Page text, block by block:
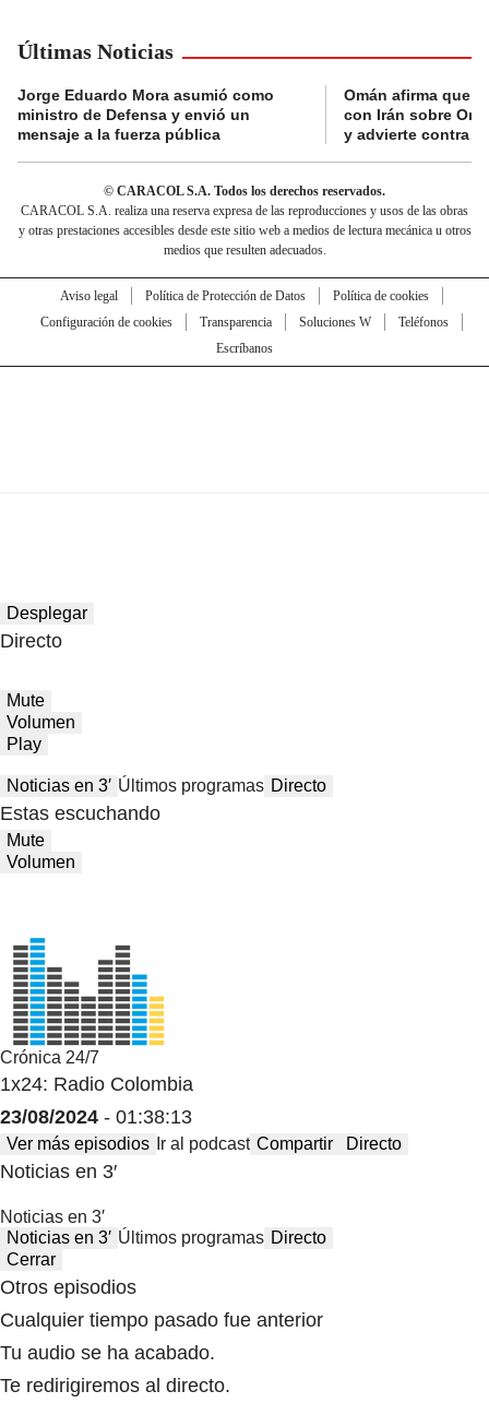
Últimas Noticias
Jorge Eduardo Mora asumió como
ministro de Defensa y envió un
mensaje a la fuerza pública
Omán afirma que
con Irán sobre
y advierte contra
© CARACOL S.A. Todos los derechos reservados.
CARACOL S.A. realiza una reserva expresa de las reproducciones y usos de las obras
y otras prestaciones accesibles desde este sitio web a medios de lectura mecánica u otros
medios que resulten adecuados.
Aviso legal Política de Protección de Datos
Política de cookies
Configuración de cookies
Transparencia Soluciones W
Teléfonos
Escríbanos
Desplegar
Directo
Mute
Volumen
Play
Noticias en 3′ Últimos programas Directo
Estas escuchando
Mute
Volumen
Crónica 24/7
1x24: Radio Colombia
23/08/2024 - 01:38:13
Ver más episodios Ir al podcast Compartir Directo
Noticias en 3′
Noticias en 3′
Noticias en 3′ Últimos programas Directo
Cerrar
Otros episodios
Cualquier tiempo pasado fue anterior
Tu audio se ha acabado.
Te redirigiremos al directo.